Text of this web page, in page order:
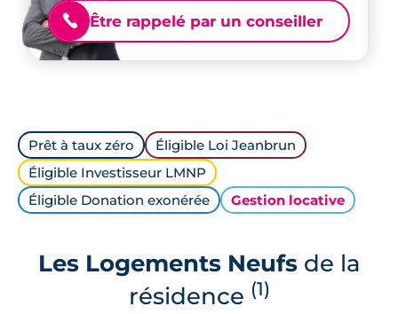
📞 Être rappelé par un conseiller
Prêt à taux zéro
Éligible Loi Jeanbrun
Éligible Investisseur LMNP
Éligible Donation exonérée
Gestion locative
Les Logements Neufsde la
résidence (1)